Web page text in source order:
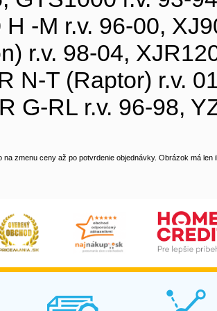
-M r.v. 96-00,
r.v. 98-04,
N-T (Raptor) r.v.
G-RL r.v. 96-98,
zmenu ceny až po potvrdenie objednávky. Obrázok má len